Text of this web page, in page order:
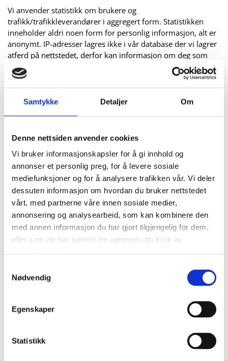
Samtykke Detaljer Om
Denne nettsiden anvender cookies
Vi bruker informasjonskapsler for å gi innhold og
annonser et personlig preg, for å levere sosiale
mediefunksjoner og for å analysere trafikken vår. Vi deler
dessuten informasjon om hvordan du bruker nettstedet
vårt, med partnerne våre innen sosiale medier,
annonsering og analysearbeid, som kan kombinere den
med annen informasjon du har gjort tilgjengelig for dem,
eller som de har samlet inn gjennom din bruk av
Nødvendig
Egenskaper
Statistikk
Vi anvender statistikk om brukere og
trafikk/trafikkleverandører i aggregert form. Statistikken
inneholder aldri noen form for personlig informasjon, alt er
anonymt. IP-adresser lagres ikke i vår database der vi lagrer
atferd på nettstedet, derfor kan informasjon om deg som
bruker aldri kobles sammen med din identitet. Din IP-
adresse lagres av sikkerhetsmessige årsaker bare i de
tilfeller du selv aktivt registrerer deg på nettstedet.
Utvikle og forbedre nettstedet gjennom å forstå
hvordan det anvendes.
Beregne og rapportere brukerantall og trafikk.
Gjøre det lettere for deg å navigere på nettstedet.
Gjøre det mulig for systemet å kjenne igjen faste
brukere for å kunne tilpasse tjenestene.
andre firma for å gjøre markedsundersøkelser og
trafikkmålinger, og for å forbedre funksjonaliteten på
Slik forhindrer du at informasjonskapsler lagres